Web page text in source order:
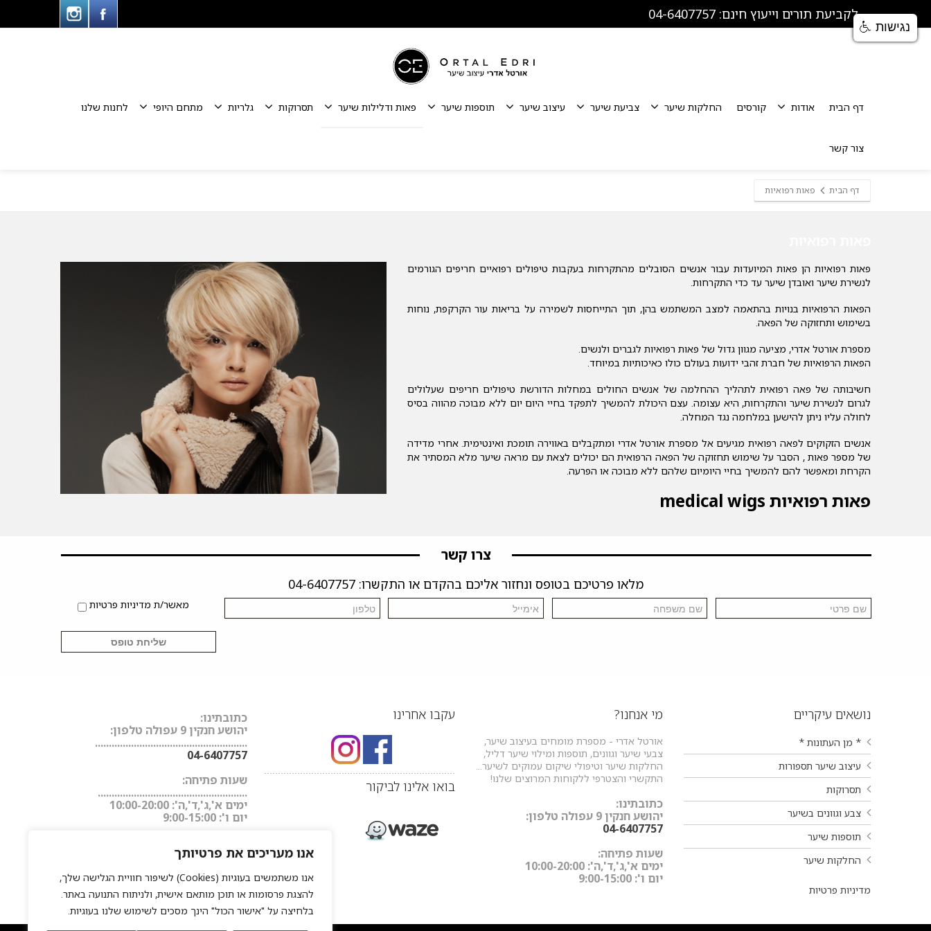
אנו מעריכים את פרטיותך
אנו משתמשים בעוגיות (Cookies) לשיפור חוויית הגלישה שלך,
להצגת פרסומות או תוכן מותאם אישית, ולניתוח התנועה באתר.
בלחיצה על "אישור הכול" הינך מסכים לשימוש שלנו בעוגיות.
לקביעת תורים וייעוץ חינם: 04-6407757
דף הבית אודות קורסים החלקות שיער צביעת שיער עיצוב שיער תוספות שיער פאות ודלילות שיער תסרוקות גלריות מתחם היופי לחנות שלנו
צור קשר
פאות רפואיות דף הבית
פאות רפואיות הן פאות המיועדות עבור אנשים הסובלים מהתקרחות בעקבות טיפולים רפואיים חריפים הגורמים
לנשירת שיער ואובדן שיער עד כדי התקרחות.
הפאות הרפואיות בנויות בהתאמה למצב המשתמש בהן, תוך התייחסות לשמירה על בריאות עור הקרקפת, נוחות
בשימוש ותחזוקה של הפאה.
מספרת אורטל אדרי, מציעה מגוון גדול של פאות רפואיות לגברים ולנשים.
הפאות הרפואיות של חברת זהבי ידועות בעולם כולו כאיכותיות במיוחד.
חשיבותה של פאה רפואית לתהליך ההחלמה של אנשים החולים במחלות הדורשת טיפולים חריפים שעלולים
לגרום לנשירת שיער והתקרחות, היא עצומה. עצם היכולת להמשיך לתפקד בחיי היום יום ללא מבוכה מהווה בסיס
לחולה עליו ניתן להישען במלחמה נגד המחלה.
אנשים הזקוקים לפאה רפואית מגיעים אל מספרת אורטל אדרי ומתקבלים באווירה תומכת ואינטימית. אחרי מדידה
של מספר פאות , הסבר על שימוש תחזוקה של הפאה הרפואית הם יכולים לצאת עם מראה שיער מלא המסתיר את
הקרחת ומאפשר להם להמשיך בחיי היומיום שלהם ללא מבוכה או הפרעה.
פאות רפואיות medical wigs
צרו קשר
מלאו פרטיכם בטופס ונחזור אליכם בהקדם או התקשרו: 04-6407757
מאשר/ת מדיניות פרטיות
כתובתינו:
יהושע חנקין 9 עפולה טלפון:
.......................................................
04-6407757
שעות פתיחה:
......................................................
ימים א',ג',ד',ה': 10:00-20:00
יום ו': 9:00-15:00
עקבו אחרינו
בואו אלינו לביקור
מי אנחנו?
אורטל אדרי - מספרת מומחים בעיצוב שיער,
צבעי שיער וגוונים, תוספות ומילוי שיער דליל,
החלקות שיער וטיפולי שיקום עמוקים לשיער...
התקשרי והצטרפי ללקוחות המרוצים שלנו!
כתובתינו:
יהושע חנקין 9 עפולה טלפון:
04-6407757
שעות פתיחה:
ימים א',ג',ד',ה': 10:00-20:00
יום ו': 9:00-15:00
נושאים עיקריים
* מן העתונות *
עיצוב שיער תספורות
תסרוקות
צבע וגוונים בשיער
תוספות שיער
החלקות שיער
מדיניות פרטיות
נגישות